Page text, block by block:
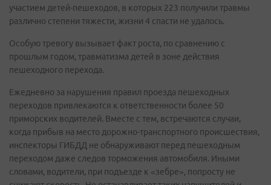
участием детей-пешеходов, в которых 223 получили травмы
различно степени тяжести, жизни 4 спасти не удалось.
Особую тревогу вызывает факт роста, по сравнению с
прошлым годом, травматизма детей в зоне действия
пешеходного перехода.
Ежедневно за нарушения правил проезда пешеходных
переходов привлекаются к ответственности более 50
приморских водителей. Вместе с тем, встречаются случаи,
когда прибыв на место дорожно-транспортного происшествия,
инспекторы ГИБДД не обнаруживают перед пешеходным
переходом даже следов торможения автомобиля. Иными
словами, водители, при подъезде к «зебре», попросту не